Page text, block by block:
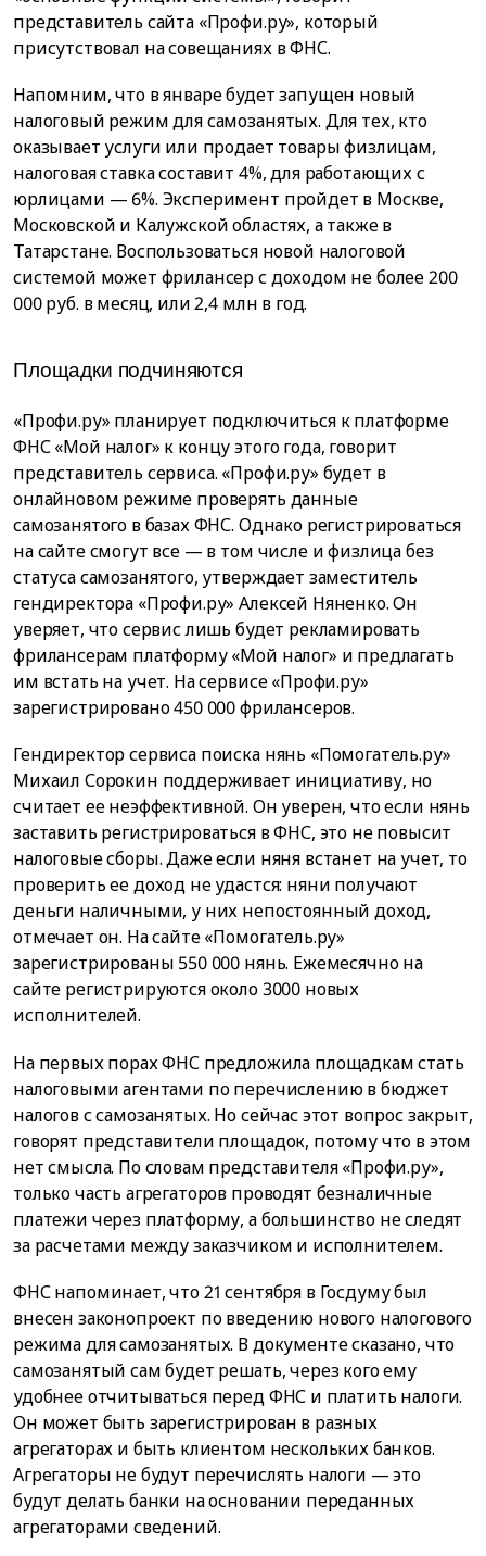
представитель сайта «Профи.ру», который
присутствовал на совещаниях в ФНС.
Напомним, что в январе будет запущен новый
налоговый режим для самозанятых. Для тех, кто
оказывает услуги или продает товары физлицам,
налоговая ставка составит 4%, для работающих с
юрлицами — 6%. Эксперимент пройдет в Москве,
Московской и Калужской областях, а также в
Татарстане. Воспользоваться новой налоговой
системой может фрилансер с доходом не более 200
000 руб. в месяц, или 2,4 млн в год.
Площадки подчиняются
«Профи.ру» планирует подключиться к платформе
ФНС «Мой налог» к концу этого года, говорит
представитель сервиса. «Профи.ру» будет в
онлайновом режиме проверять данные
самозанятого в базах ФНС. Однако регистрироваться
на сайте смогут все — в том числе и физлица без
статуса самозанятого, утверждает заместитель
гендиректора «Профи.ру» Алексей Няненко. Он
уверяет, что сервис лишь будет рекламировать
фрилансерам платформу «Мой налог» и предлагать
им встать на учет. На сервисе «Профи.ру»
зарегистрировано 450 000 фрилансеров.
Гендиректор сервиса поиска нянь «Помогатель.ру»
Михаил Сорокин поддерживает инициативу, но
считает ее неэффективной. Он уверен, что если нянь
заставить регистрироваться в ФНС, это не повысит
налоговые сборы. Даже если няня встанет на учет, то
проверить ее доход не удастся: няни получают
деньги наличными, у них непостоянный доход,
отмечает он. На сайте «Помогатель.ру»
зарегистрированы 550 000 нянь. Ежемесячно на
сайте регистрируются около 3000 новых
исполнителей.
На первых порах ФНС предложила площадкам стать
налоговыми агентами по перечислению в бюджет
налогов с самозанятых. Но сейчас этот вопрос закрыт,
говорят представители площадок, потому что в этом
нет смысла. По словам представителя «Профи.ру»,
только часть агрегаторов проводят безналичные
платежи через платформу, а большинство не следят
за расчетами между заказчиком и исполнителем.
ФНС напоминает, что 21 сентября в Госдуму был
внесен законопроект по введению нового налогового
режима для самозанятых. В документе сказано, что
самозанятый сам будет решать, через кого ему
удобнее отчитываться перед ФНС и платить налоги.
Он может быть зарегистрирован в разных
агрегаторах и быть клиентом нескольких банков.
Агрегаторы не будут перечислять налоги — это
будут делать банки на основании переданных
агрегаторами сведений.